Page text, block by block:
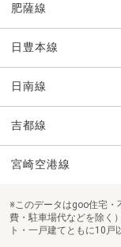
肥薩線
日豊本線
日南線
吉都線
宮崎空港線
※このデータはgoo住宅・
費・駐車場代などを除く
ト・一戸建てともに10戸